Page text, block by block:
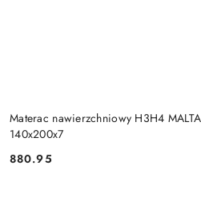
Materac nawierzchniowy H3H4
140x200x7
Cena:
880.95